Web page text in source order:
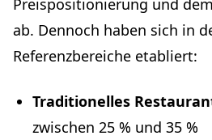
Preispositionierung und
ab. Dennoch haben sich in
Referenzbereiche etabliert:
Traditionelles
zwischen 25 % und 35 %